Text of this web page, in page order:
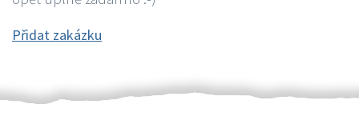
Přidat zakázku